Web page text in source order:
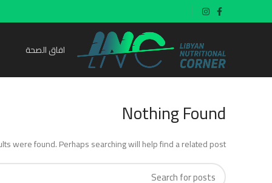
افاق الصحة
Nothing Found
were found. Perhaps searching will help find a related post.